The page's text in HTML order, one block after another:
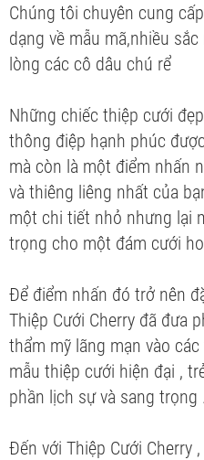
Chúng tôi chuyên cung
dạng về mẫu mã,nhiều
lòng các cô dâu chú rể
Những chiếc thiệp cưới
thông điệp hạnh phúc
mà còn là một điểm nhấn
và thiêng liêng nhất của
một chi tiết nhỏ nhưng lại
trọng cho một đám cưới
Để điểm nhấn đó trở nên
Thiệp Cưới Cherry đã đưa
thẩm mỹ lãng mạn vào
mẫu thiệp cưới hiện đại ,
phần lịch sự và sang trọng .
Đến với Thiệp Cưới Cherry